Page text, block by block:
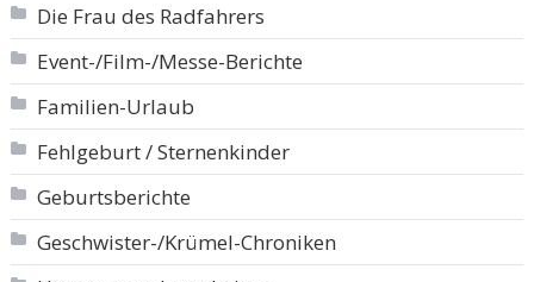
Die Frau des Radfahrers
Event-/Film-/Messe-Berichte
Familien-Urlaub
Fehlgeburt / Sternenkinder
Geburtsberichte
Geschwister-/Krümel-Chroniken